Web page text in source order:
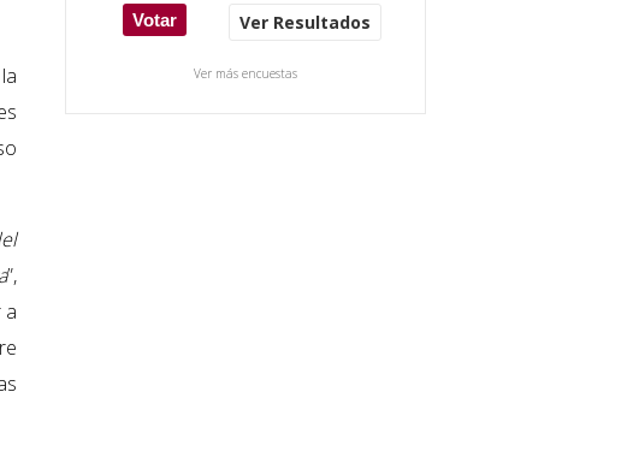
”,
a
Ver Resultados
Ver más encuestas